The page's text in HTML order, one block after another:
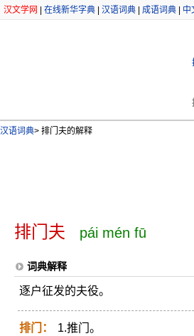
汉文学网 在线新华字典 汉语词典 成语词典 中
汉语词典> 排门夫的解释
排门夫 pái mén fū
词典解释
逐户征发的夫役。
排门：
1.推门。